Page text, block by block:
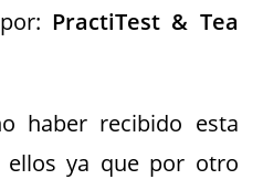
PractiTest & Tea
haber recibido esta
ya que por otro